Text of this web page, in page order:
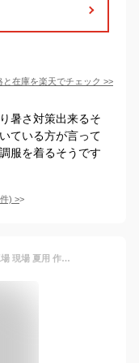
と在庫を楽天でチェック >>
暑さ対策出来るそ
ている方が言って
服を着るそうです
件) >
暑さ対策 屋外 ペルチェベスト 作業着 工場 現場 夏用 作業 ベスト 外仕事 [公式]【2023年最新作】圧倒的に冷える「冷蔵服2」TKCV23SGY